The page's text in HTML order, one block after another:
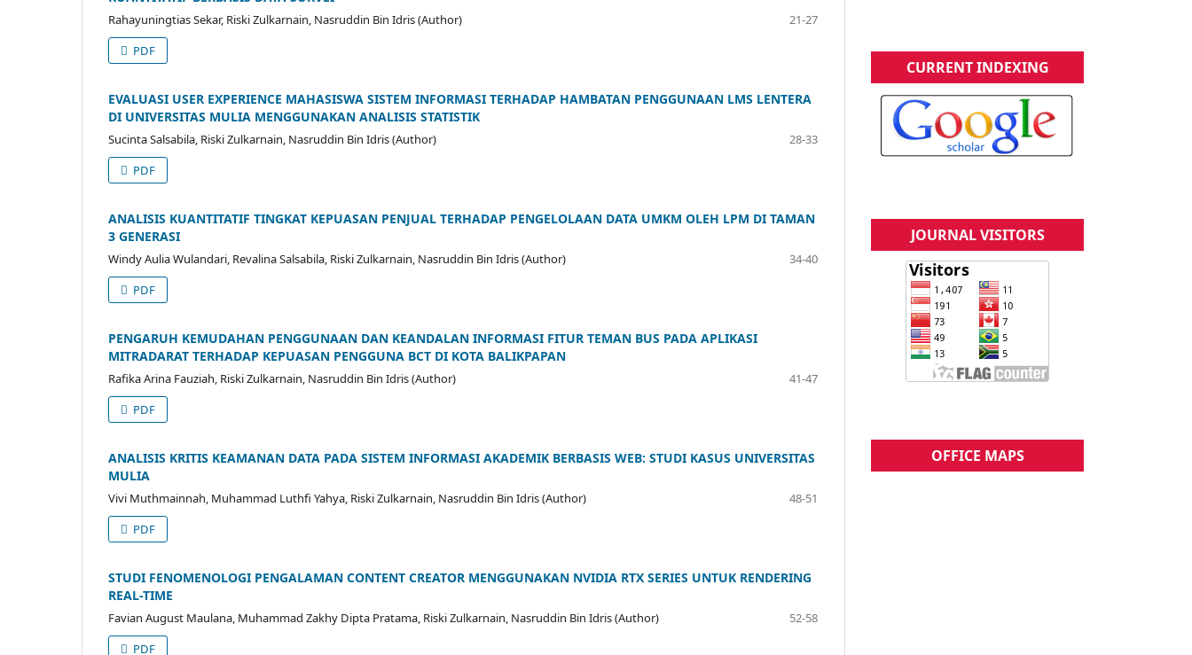
Rahayuningtias Sekar, Riski Zulkarnain, Nasruddin Bin Idris (Author)
21-27
PDF
EVALUASI USER EXPERIENCE MAHASISWA SISTEM INFORMASI TERHADAP HAMBATAN PENGGUNAAN LMS LENTERA
DI UNIVERSITAS MULIA MENGGUNAKAN ANALISIS STATISTIK
Sucinta Salsabila, Riski Zulkarnain, Nasruddin Bin Idris (Author)
28-33
PDF
ANALISIS KUANTITATIF TINGKAT KEPUASAN PENJUAL TERHADAP PENGELOLAAN DATA UMKM OLEH LPM DI TAMAN
3 GENERASI
Windy Aulia Wulandari, Revalina Salsabila, Riski Zulkarnain, Nasruddin Bin Idris (Author)
34-40
PDF
PENGARUH KEMUDAHAN PENGGUNAAN DAN KEANDALAN INFORMASI FITUR TEMAN BUS PADA APLIKASI
MITRADARAT TERHADAP KEPUASAN PENGGUNA BCT DI KOTA BALIKPAPAN
Rafika Arina Fauziah, Riski Zulkarnain, Nasruddin Bin Idris (Author)
41-47
PDF
ANALISIS KRITIS KEAMANAN DATA PADA SISTEM INFORMASI AKADEMIK BERBASIS WEB: STUDI KASUS UNIVERSITAS
MULIA
Vivi Muthmainnah, Muhammad Luthfi Yahya, Riski Zulkarnain, Nasruddin Bin Idris (Author)
48-51
PDF
STUDI FENOMENOLOGI PENGALAMAN CONTENT CREATOR MENGGUNAKAN NVIDIA RTX SERIES UNTUK RENDERING
REAL-TIME
Favian August Maulana, Muhammad Zakhy Dipta Pratama, Riski Zulkarnain, Nasruddin Bin Idris (Author)
52-58
PDF
CURRENT INDEXING
JOURNAL VISITORS
OFFICE MAPS